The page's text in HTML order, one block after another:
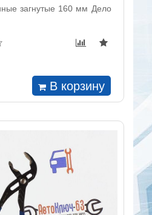
загнутые 160 мм Дело
В корзину